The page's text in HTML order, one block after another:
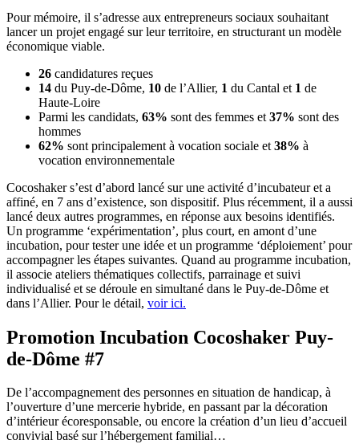
Pour mémoire, il s’adresse aux entrepreneurs sociaux souhaitant
lancer un projet engagé sur leur territoire, en structurant un modèle
économique viable.
26 candidatures reçues
14 du Puy-de-Dôme, 10 de l’Allier, 1 du Cantal et 1 de
Haute-Loire
Parmi les candidats, 63% sont des femmes et 37% sont des
hommes
62% sont principalement à vocation sociale et 38% à
vocation environnementale
Cocoshaker s’est d’abord lancé sur une activité d’incubateur et a
affiné, en 7 ans d’existence, son dispositif. Plus récemment, il a aussi
lancé deux autres programmes, en réponse aux besoins identifiés.
Un programme ‘expérimentation’, plus court, en amont d’une
incubation, pour tester une idée et un programme ‘déploiement’ pour
accompagner les étapes suivantes. Quand au programme incubation,
il associe ateliers thématiques collectifs, parrainage et suivi
individualisé et se déroule en simultané dans le Puy-de-Dôme et
dans l’Allier. Pour le détail, voir ici.
Promotion Incubation Cocoshaker Puy-
de-Dôme #7
De l’accompagnement des personnes en situation de handicap, à
l’ouverture d’une mercerie hybride, en passant par la décoration
d’intérieur écoresponsable, ou encore la création d’un lieu d’accueil
convivial basé sur l’hébergement familial…